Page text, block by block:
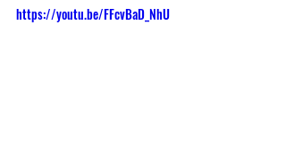
https://youtu.be/FFcvBaD_NhU